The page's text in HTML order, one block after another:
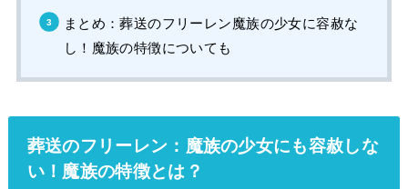
まとめ：葬送のフリーレン魔族の少女に容赦な
し！魔族の特徴についても
葬送のフリーレン：魔族の少女にも容赦しな
い！魔族の特徴とは？